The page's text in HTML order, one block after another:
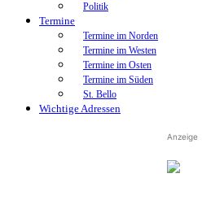
Politik
Termine
Termine im Norden
Termine im Westen
Termine im Osten
Termine im Süden
St. Bello
Wichtige Adressen
Anzeige